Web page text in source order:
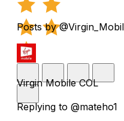
Posts by
Virgin Mobile COL
Replying to @mateho1